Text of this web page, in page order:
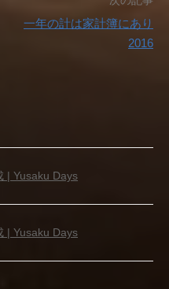
一年の計は家計簿にあり
2016
| Yusaku Days
| Yusaku Days